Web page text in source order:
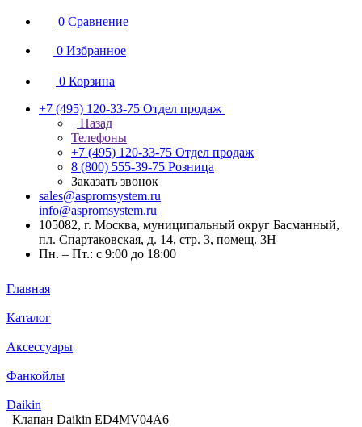
0 Сравнение
0 Избранное
0 Корзина
+7 (495) 120-33-75 Отдел продаж
Назад
Телефоны
+7 (495) 120-33-75 Отдел продаж
8 (800) 555-39-75 Розница
Заказать звонок
sales@aspromsystem.ru
info@aspromsystem.ru
105082, г. Москва, муниципальный округ Басманный,
пл. Спартаковская, д. 14, стр. 3, помещ. 3Н
Пн. – Пт.: с 9:00 до 18:00
Главная
Каталог
Аксессуары
Фанкойлы
Daikin
Клапан Daikin ED4MV04A6